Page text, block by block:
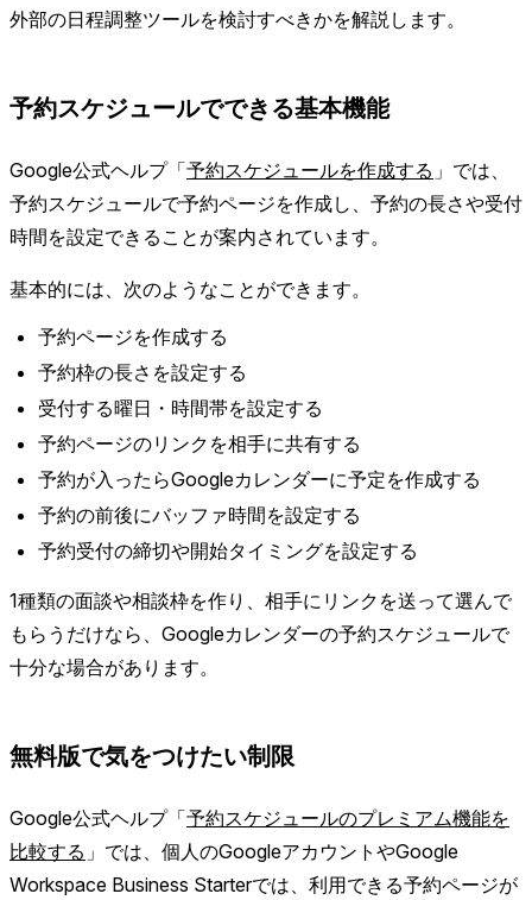
外部の日程調整ツールを検討すべきかを解説します。
予約スケジュールでできる基本機能
Google公式ヘルプ「予約スケジュールを作成する 」では、
予約スケジュールで予約ページを作成し、予約の長さや受付
時間を設定できることが案内されています。
基本的には、次のようなことができます。
予約ページを作成する
予約枠の長さを設定する
受付する曜日・時間帯を設定する
予約ページのリンクを相手に共有する
予約が入ったらGoogleカレンダーに予定を作成する
予約の前後にバッファ時間を設定する
予約受付の締切や開始タイミングを設定する
1種類の面談や相談枠を作り、相手にリンクを送って選んで
もらうだけなら、Googleカレンダーの予約スケジュールで
十分な場合があります。
無料版で気をつけたい制限
Google公式ヘルプ「予約スケジュールのプレミアム機能を
比較する 」では、個人のGoogleアカウントやGoogle
Workspace Business Starterでは、利用できる予約ページが